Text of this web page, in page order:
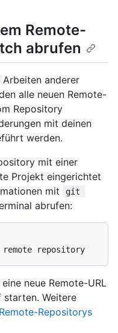
Remote-
abrufen
Arbeiten anderer
alle neuen Remote-
Repository
mit deinen
werden.
mit einer
Projekt eingerichtet
mit
git
abrufen:
remote repository
neue Remote-URL
starten. Weitere
Remote-Repositorys